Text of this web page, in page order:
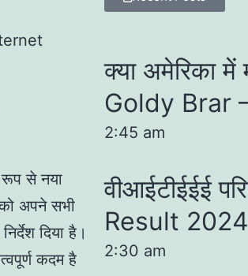
से नया
अपने सभी
दिया है।
कदम है
क्या अमेरिका में
Goldy Brar
2:45 am
वीआईटीईईई
Result 2024
2:30 am